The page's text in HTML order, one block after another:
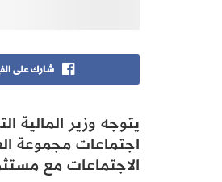
شارك على
يتوجه وزير
اجتماعات مجموعة
الاجتماعات مع